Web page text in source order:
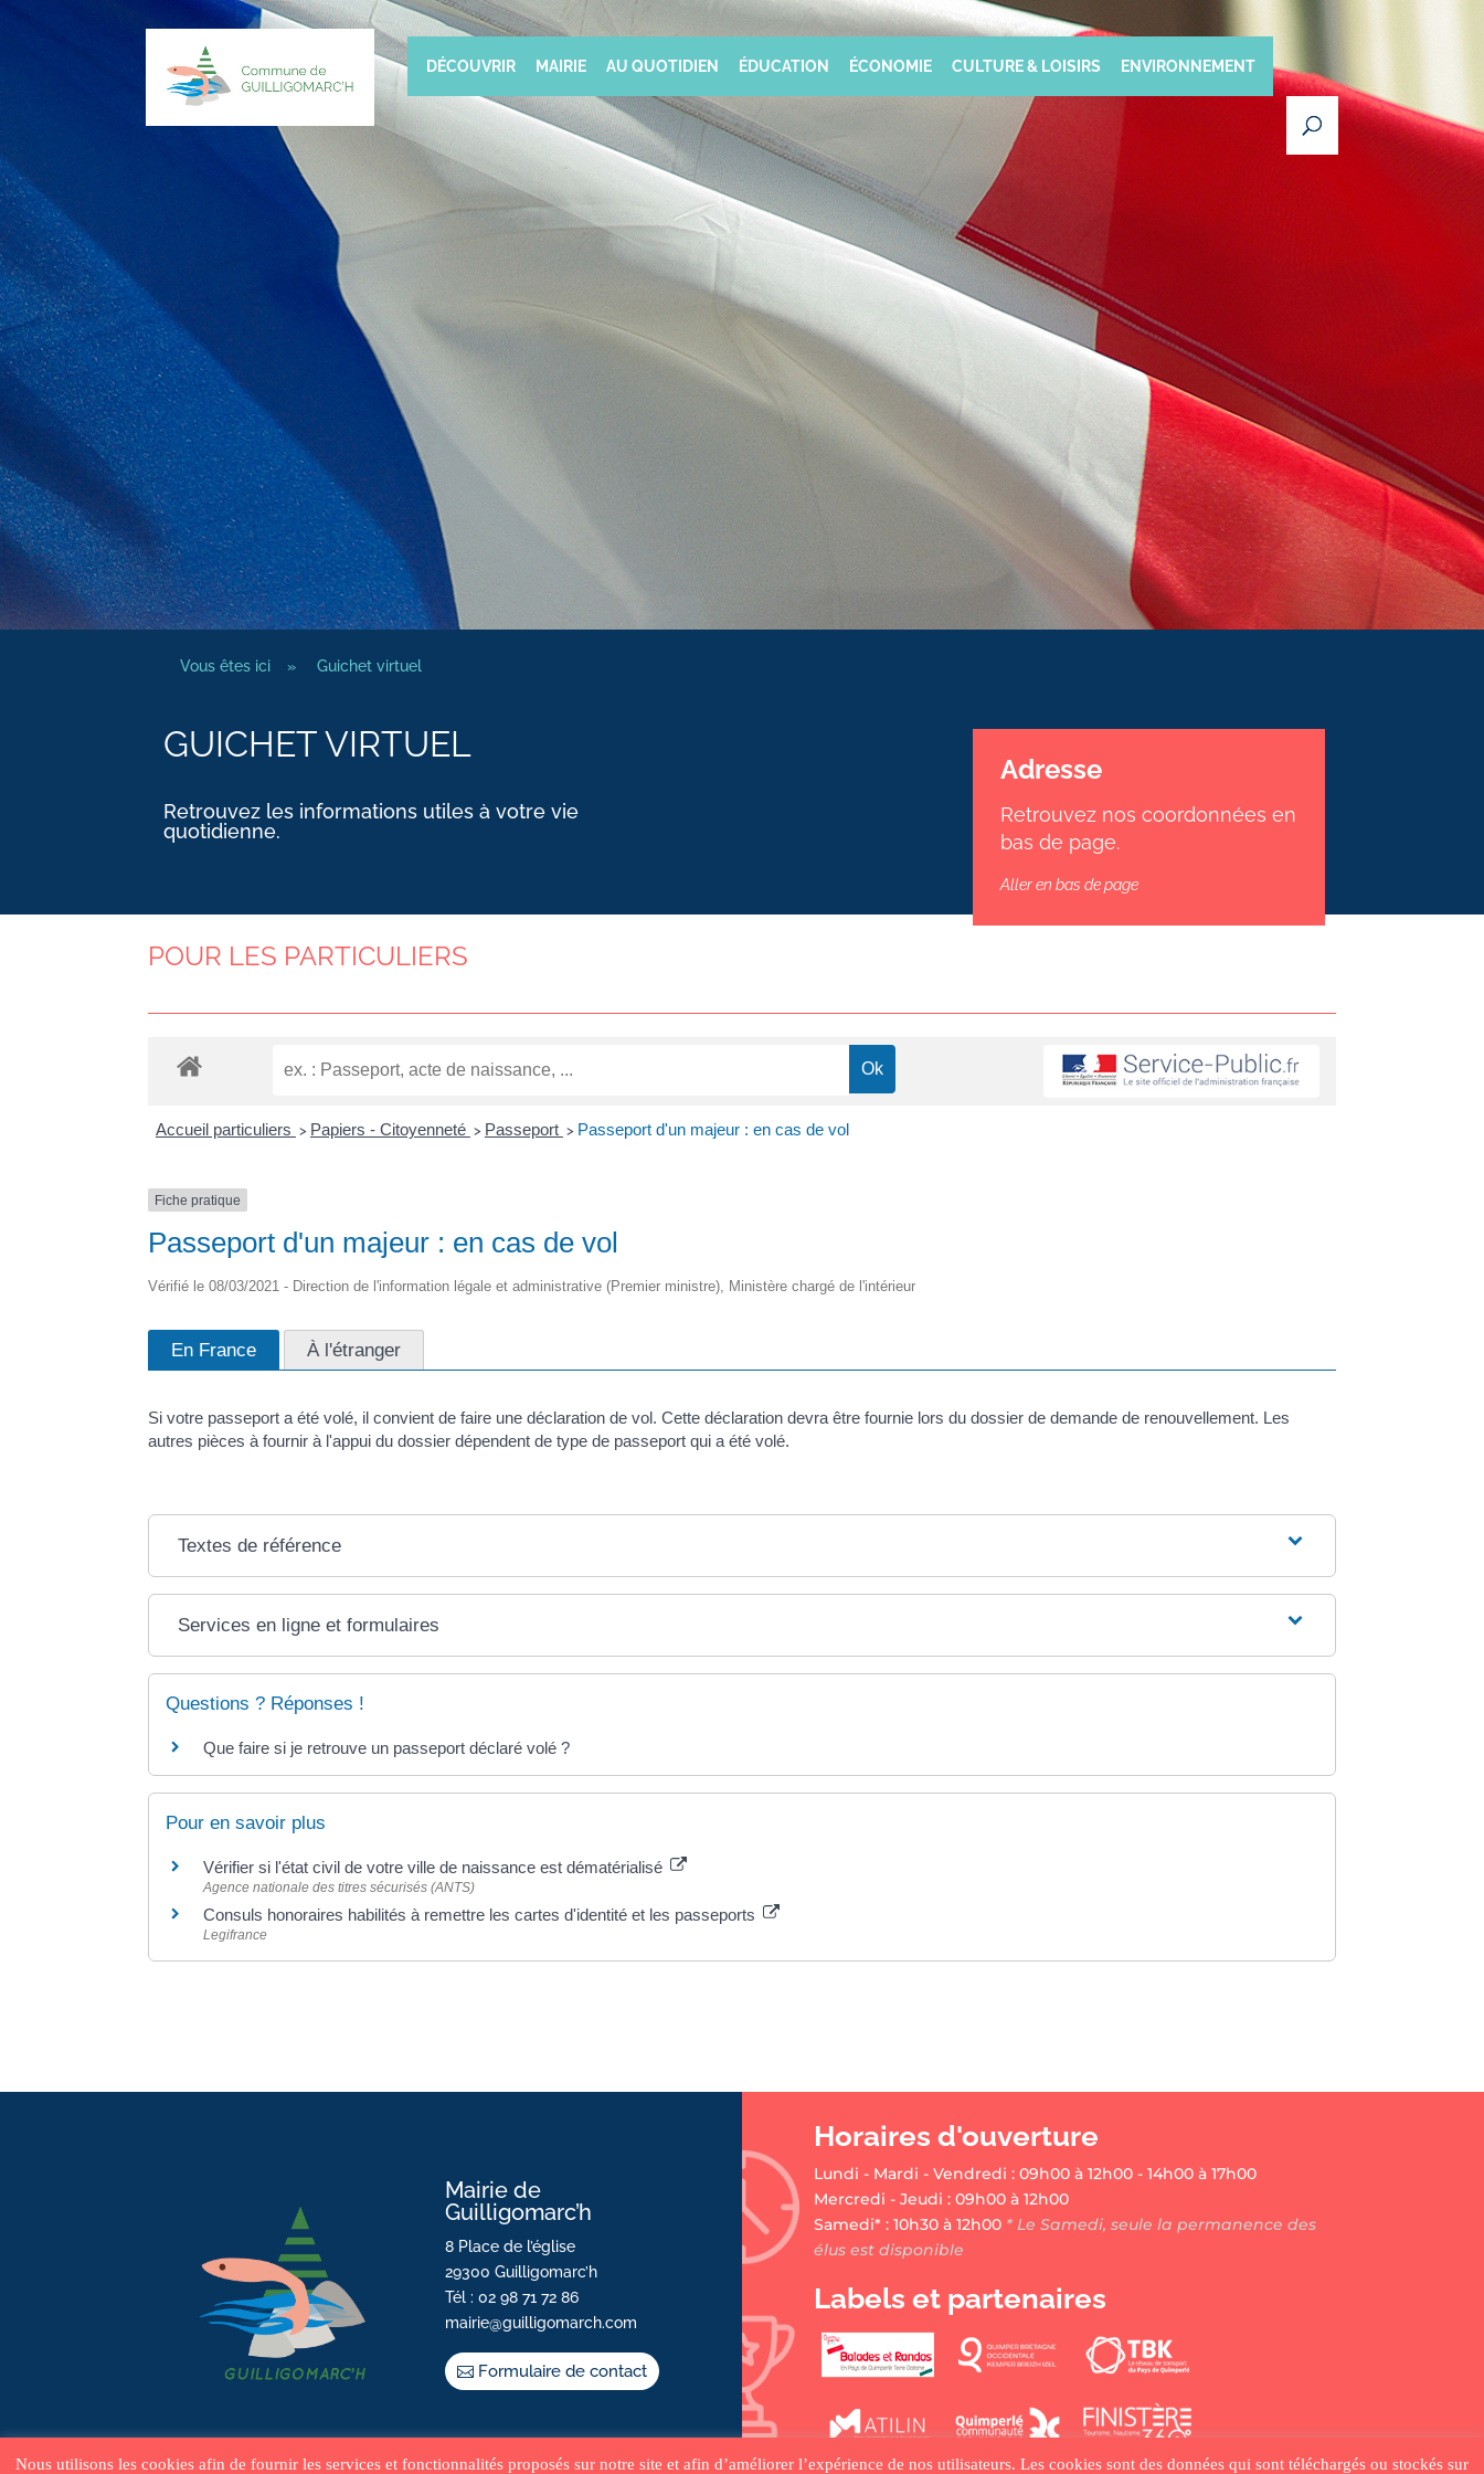
DÉCOUVRIR MAIRIE AU QUOTIDIEN ÉDUCATION ÉCONOMIE CULTURE & LOISIRS ENVIRONNEMENT
Vous êtes ici » Guichet virtuel
GUICHET VIRTUEL
Retrouvez les informations utiles à votre vie
quotidienne.
Adresse
Retrouvez nos coordonnées en
bas de page.
Aller en bas de page
POUR LES PARTICULIERS
Accueil particuliers > Papiers - Citoyenneté > Passeport > Passeport d'un majeur : en cas de vol
Fiche pratique
Passeport d'un majeur : en cas de vol
Vérifié le 08/03/2021 - Direction de l'information légale et administrative (Premier ministre), Ministère chargé de l'intérieur
En France À l'étranger
Si votre passeport a été volé, il convient de faire une déclaration de vol. Cette déclaration devra être fournie lors du dossier de demande de renouvellement. Les
autres pièces à fournir à l'appui du dossier dépendent de type de passeport qui a été volé.
Textes de référence
Services en ligne et formulaires
Questions ? Réponses !
Que faire si je retrouve un passeport déclaré volé ?
Pour en savoir plus
Vérifier si l'état civil de votre ville de naissance est dématérialisé
Agence nationale des titres sécurisés (ANTS)
Consuls honoraires habilités à remettre les cartes d'identité et les passeports
Legifrance
Mairie de
Guilligomarc’h
8 Place de l’église
29300 Guilligomarc’h
Tél : 02 98 71 72 86
mairie@guilligomarch.com
Formulaire de contact
Horaires d'ouverture
Lundi - Mardi - Vendredi : 09h00 à 12h00 - 14h00 à 17h00
Mercredi - Jeudi : 09h00 à 12h00
Samedi* : 10h30 à 12h00* Le Samedi, seule la permanence des
élus est disponible
Labels et partenaires
Nous utilisons les cookies afin de fournir les services et fonctionnalités proposés sur notre site et afin d’améliorer l’expérience de nos utilisateurs. Les cookies sont des données qui sont téléchargés ou stockés sur